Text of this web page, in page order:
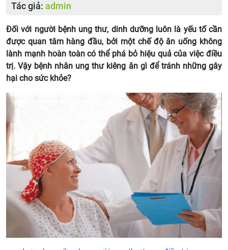
Tác giả: admin
Đối với người bệnh ung thư, dinh dưỡng luôn là yếu tố cần
được quan tâm hàng đầu, bởi một chế độ ăn uống không
lành mạnh hoàn toàn có thể phá bỏ hiệu quả của việc điều
trị. Vậy bệnh nhân ung thư kiêng ăn gì để tránh những gây
hại cho sức khỏe?